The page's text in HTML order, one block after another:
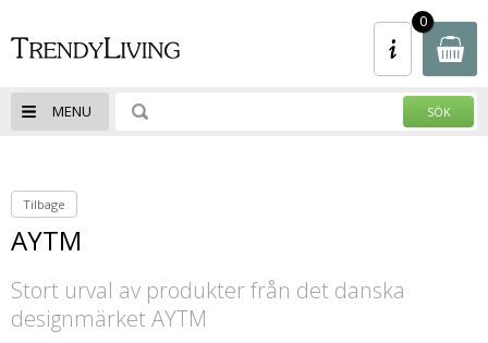
- Spara upp till 50% - Klicka Här - REA -
Spara upp till 50% - Klicka Här - 100-tals
MENU
0
Tilbage
AYTM
Stort urval av produkter från det danska
designmärket AYTM